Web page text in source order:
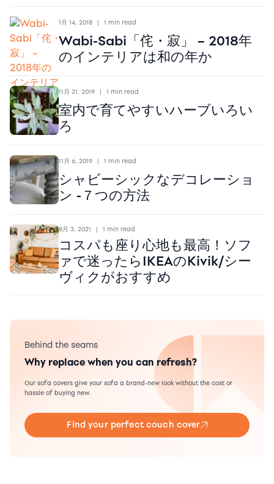
1月 14, 2018 | 1 min read
Wabi-Sabi「侘・寂」 – 2018年
のインテリアは和の年か
11月 21, 2019 | 1 min read
室内で育てやすいハーブいろい
ろ
11月 6, 2019 | 1 min read
シャビーシックなデコレーショ
ン -７つの方法
8月 3, 2021 | 1 min read
コスパも座り心地も最高！ソフ
ァで迷ったらIKEAのKivik/シー
ヴィクがおすすめ
Behind the seams
Why replace when you can refresh?
Our sofa covers give your sofa a brand-new look without the cost or
hassle of buying new.
Find your perfect couch cover